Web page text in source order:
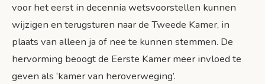
Praktische uitdagingen
Conclusie: Toekomst van het Nederlandse
parlementaire stelsel
Bronnen
voor het eerst in decennia wetsvoorstellen kunnen
wijzigen en terugsturen naar de Tweede Kamer, in
plaats van alleen ja of nee te kunnen stemmen. De
hervorming beoogt de Eerste Kamer meer invloed te
geven als ‘kamer van heroverweging’.